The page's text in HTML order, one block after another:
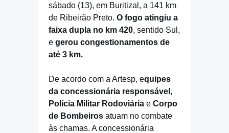
sábado (13), em Buritizal, a 141 km
de Ribeirão Preto. O fogo atingiu a
faixa dupla no km 420, sentido Sul,
e gerou congestionamentos de
até 3 km.
De acordo com a Artesp, equipes
da concessionária responsável ,
Polícia Militar Rodoviária e Corpo
de Bombeiros atuam no combate
às chamas. A concessionária